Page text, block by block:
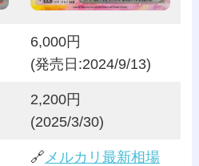
6,000円
(発売日:2024/9/13)
2,200円
(2025/3/30)
🔗 メルカリ最新相場